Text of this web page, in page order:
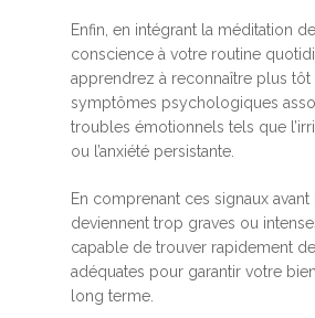
Enfin, en intégrant la méditation
conscience à votre routine
apprendrez à reconnaître plus tôt
symptômes psychologiques
troubles émotionnels tels que
ou l’anxiété persistante.
En comprenant ces signaux avant
deviennent trop graves ou
capable de trouver rapidement
adéquates pour garantir votre
long terme.